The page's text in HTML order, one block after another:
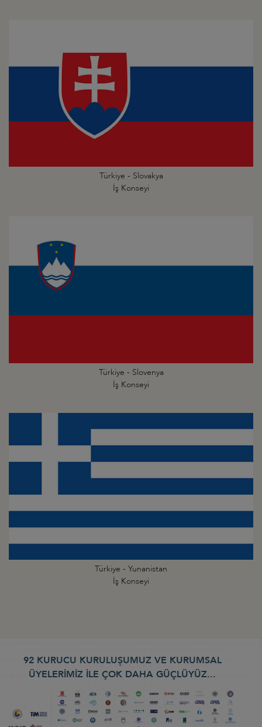
Türkiye - Slovakya
İş Konseyi
Türkiye - Slovenya
İş Konseyi
Türkiye - Yunanistan
İş Konseyi
92 KURUCU KURULUŞUMUZ VE KURUMSAL
ÜYELERİMİZ İLE ÇOK DAHA GÜÇLÜYÜZ...